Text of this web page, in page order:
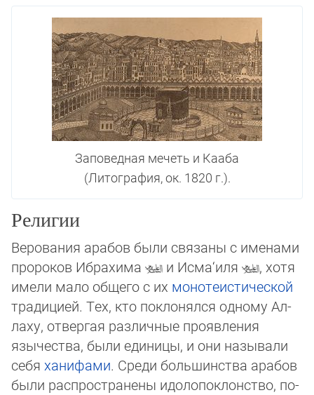
Заповедная мечеть и Кааба
(Литография, ок. 1820 г.).
Религии
Верования арабов были связаны с именами
пророков Ибрахима
и Исма‘иля
, хотя
имели мало общего с их монотеистической
традицией. Тех, кто поклонялся одному Ал­
ла­ху, отвергая различные проявления
язычества, были единицы, и они называли
се­бя ханифами. Среди большинства арабов
были распространены идолопоклонство, по­